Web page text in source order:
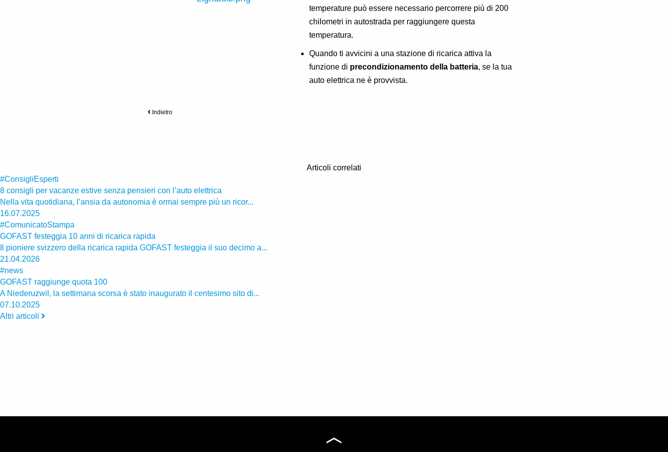
temperature può essere necessario percorrere più di 200
chilometri in autostrada per raggiungere questa
temperatura.
Quando ti avvicini a una stazione di ricarica attiva la
funzione di precondizionamento della batteria, se la tua
auto elettrica ne è provvista.
Indietro
Articoli correlati
#ConsigliEsperti
8 consigli per vacanze estive senza pensieri con l’auto elettrica
Nella vita quotidiana, l’ansia da autonomia è ormai sempre più un ricor...
16.07.2025
#ComunicatoStampa
GOFAST festeggia 10 anni di ricarica rapida
Il pioniere svizzero della ricarica rapida GOFAST festeggia il suo decimo a...
21.04.2026
#news
GOFAST raggiunge quota 100
A Niederuzwil, la settimana scorsa è stato inaugurato il centesimo sito di...
07.10.2025
Altri articoli